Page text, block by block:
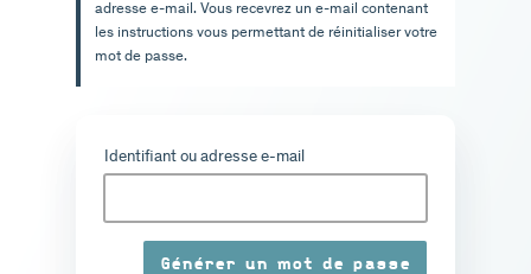
adresse e-mail. Vous recevrez un e-mail contenant
les instructions vous permettant de réinitialiser votre
mot de passe.
Identifiant ou adresse e-mail